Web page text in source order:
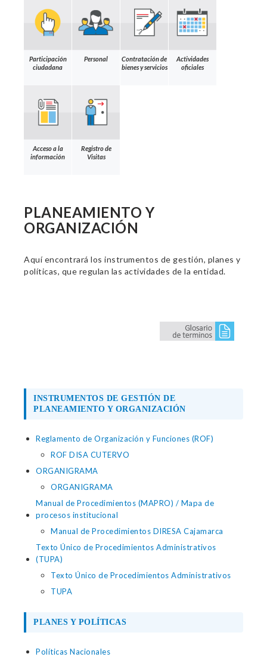
Participación
ciudadana
Personal
Contratación de
bienes y servicios
Actividades
oficiales
Acceso a la
información
Registro de
Visitas
PLANEAMIENTO Y
ORGANIZACIÓN
Aquí encontrará los instrumentos de gestión, planes y
políticas, que regulan las actividades de la entidad.
INSTRUMENTOS DE GESTIÓN DE
PLANEAMIENTO Y ORGANIZACIÓN
Reglamento de Organización y Funciones (ROF)
ROF DISA CUTERVO
ORGANIGRAMA
ORGANIGRAMA
Manual de Procedimientos (MAPRO) / Mapa de
procesos institucional
Manual de Procedimientos DIRESA Cajamarca
Texto Único de Procedimientos Administrativos
(TUPA)
Texto Único de Procedimientos Administrativos
TUPA
PLANES Y POLÍTICAS
Políticas Nacionales